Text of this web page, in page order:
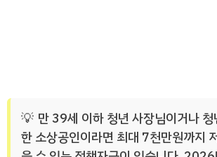
만 39세 이하 청년 사장님이거나
한 소상공인이라면 최대 7천만원까지